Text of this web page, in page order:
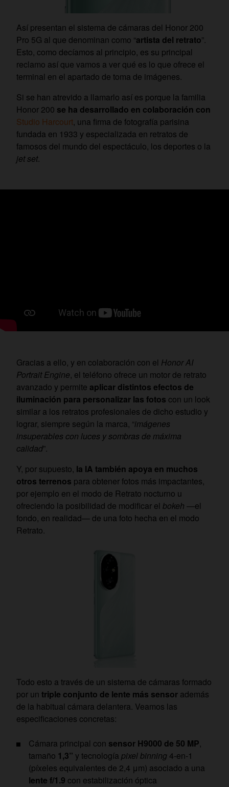
Así presentan el sistema de cámaras del Honor 200
Pro 5G al que denominan como “artista del retrato”.
Esto, como decíamos al principio, es su principal
reclamo así que vamos a ver qué es lo que ofrece el
terminal en el apartado de toma de imágenes.
Si se han atrevido a llamarlo así es porque la familia
Honor 200 se ha desarrollado en colaboración con
Studio Harcourt, una firma de fotografía parisina
fundada en 1933 y especializada en retratos de
famosos del mundo del espectáculo, los deportes o la
jet set.
Gracias a ello, y en colaboración con el Honor AI
Portrait Engine, el teléfono ofrece un motor de retrato
avanzado y permite aplicar distintos efectos de
iluminación para personalizar las fotos con un look
similar a los retratos profesionales de dicho estudio y
lograr, siempre según la marca, “imágenes
insuperables con luces y sombras de máxima
calidad”.
Y, por supuesto, la IA también apoya en muchos
otros terrenos para obtener fotos más impactantes,
por ejemplo en el modo de Retrato nocturno u
ofreciendo la posibilidad de modificar el bokeh —el
fondo, en realidad— de una foto hecha en el modo
Retrato.
Todo esto a través de un sistema de cámaras formado
por un triple conjunto de lente más sensor además
de la habitual cámara delantera. Veamos las
especificaciones concretas:
Cámara principal con sensor H9000 de 50 MP,
tamaño 1,3” y tecnología pixel binning 4-en-1
(píxeles equivalentes de 2,4 μm) asociado a una
lente f/1.9 con estabilización óptica